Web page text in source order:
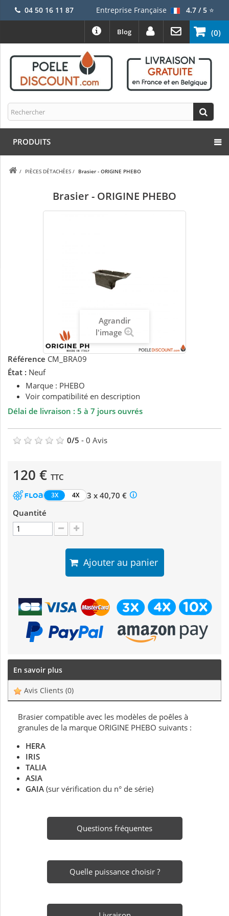
04 50 16 11 87 Entreprise Française 4.7 / 5⭐
(0)
Blog
PRODUITS
/ PIÈCES DÉTACHÉES / Brasier - ORIGINE PHEBO
Brasier - ORIGINE PHEBO
Agrandir
l'image
Référence CM_BRA09
État : Neuf
Marque : PHEBO
Voir compatibilité en description
Délai de livraison : 5 à 7 jours ouvrés
0/5 - 0 Avis
120 € TTC
3X 4X
3 x 40,70 €
Quantité
Ajouter au panier
En savoir plus
Avis Clients (0)
Brasier compatible avec les modèles de poêles à
granules de la marque ORIGINE PHEBO suivants :
HERA
IRIS
TALIA
ASIA
GAIA (sur vérification du n° de série)
Questions fréquentes
Quelle puissance choisir ?